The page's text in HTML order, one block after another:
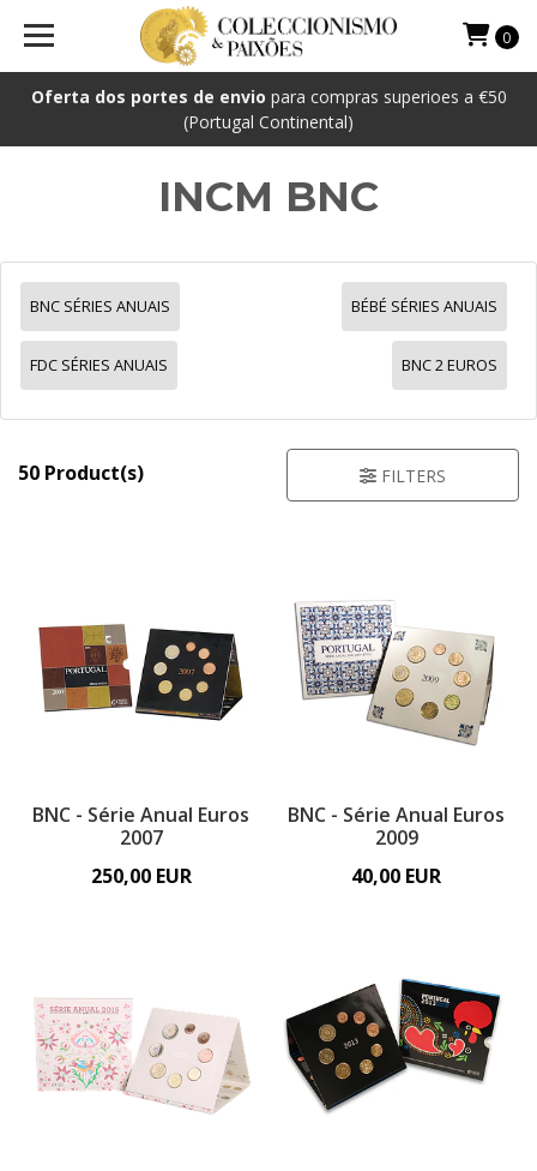
Oferta dos portes de envio para compras superioes a €50
(Portugal Continental)
0
INCM BNC
BNC SÉRIES ANUAIS BÉBÉ SÉRIES ANUAIS
FDC SÉRIES ANUAIS BNC 2 EUROS
50 Product(s) FILTERS
BNC - Série Anual Euros
2007
250,00 EUR
BNC - Série Anual Euros
2009
40,00 EUR